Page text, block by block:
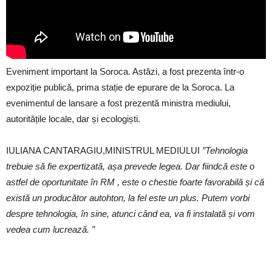
Eveniment important la Soroca. Astăzi, a fost prezenta într-o
expoziție publică, prima stație de epurare de la Soroca. La
evenimentul de lansare a fost prezentă ministra mediului,
autoritățile locale, dar și ecologiști.
IULIANA CANTARAGIU,MINISTRUL MEDIULUI ”Tehnologia
trebuie să fie expertizată, așa prevede legea. Dar fiindcă este o
astfel de oportunitate în RM , este o chestie foarte favorabilă și că
există un producător autohton, la fel este un plus. Putem vorbi
despre tehnologia, în sine, atunci când ea, va fi instalată și vom
vedea cum lucrează. ”